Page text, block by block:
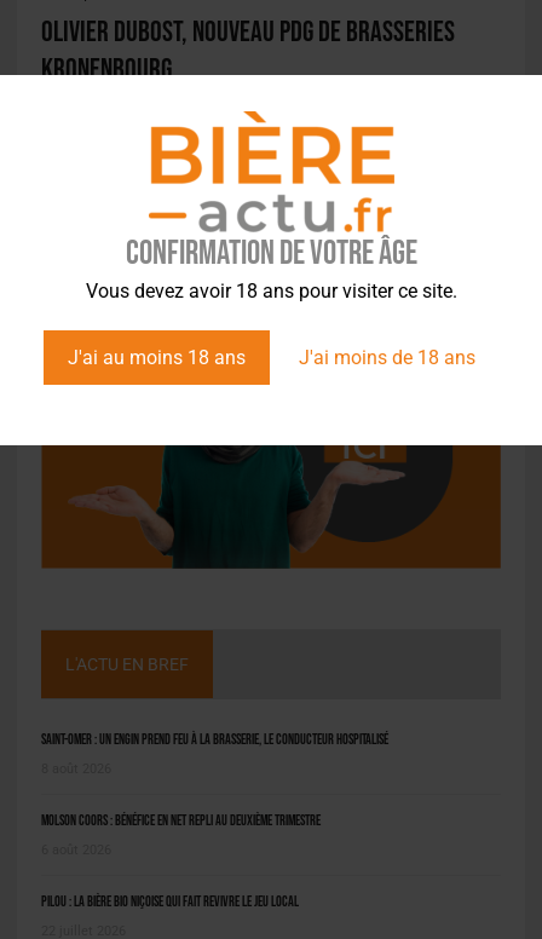
Confirmation de votre âge
Vous devez avoir 18 ans pour visiter ce site.
J'ai au moins 18 ans J'ai moins de 18 ans
Olivier Dubost, nouveau PDG de Brasseries
Kronenbourg
L'ACTU EN BREF
Saint-Omer : un engin prend feu à la brasserie, le conducteur hospitalisé
Molson Coors : bénéfice en net repli au deuxième trimestre
Pilou : la bière bio niçoise qui fait revivre le jeu local